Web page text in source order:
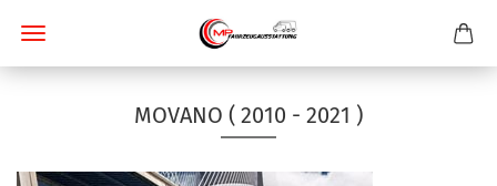
MOVANO ( 2010 - 2021 )